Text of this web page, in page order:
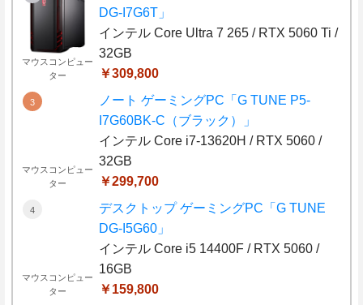
マウスコンピュー
ター
DG-I7G6T」
インテル Core Ultra 7 265 / RTX 5060 Ti /
32GB
￥309,800
マウスコンピュー
ター
ノート ゲーミングPC「G TUNE P5-
I7G60BK-C（ブラック）」
インテル Core i7-13620H / RTX 5060 /
32GB
￥299,700
マウスコンピュー
ター
デスクトップ ゲーミングPC「G TUNE
DG-I5G60」
インテル Core i5 14400F / RTX 5060 /
16GB
￥159,800